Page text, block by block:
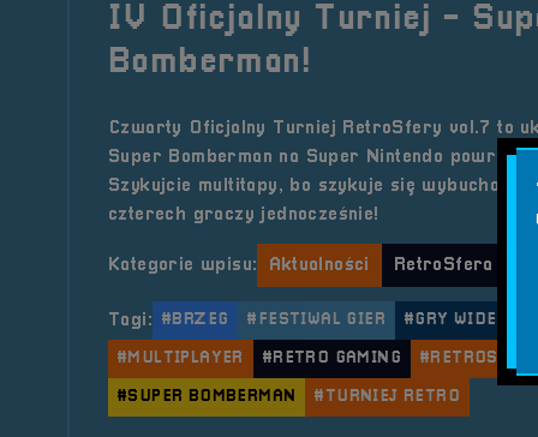
IV Oficjalny Turniej -
Bomberman!
Czwarty Oficjalny Turniej RetroSfery vol.7 to
Super Bomberman na Super Nintendo powraca
Szykujcie multitapy, bo szykuje się wybuchowa
czterech graczy jednocześnie!
Kategorie wpisu: Aktualności RetroSfera vol.
Tagi: #BRZEG #FESTIWAL GIER #GRY WIDEO
#MULTIPLAYER #RETRO GAMING #RETROSFERA
#SUPER BOMBERMAN #TURNIEJ RETRO